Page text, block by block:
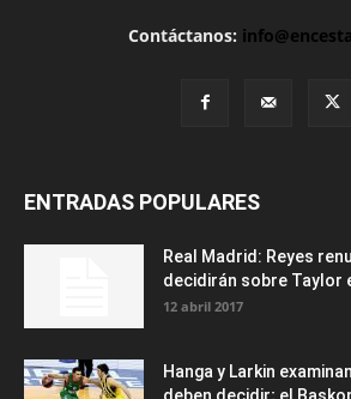
Contáctanos:
ENTRADAS POPULARES
Real Madrid: Reyes
decidirán sobre Taylor
12 abril 2017
Hanga y Larkin